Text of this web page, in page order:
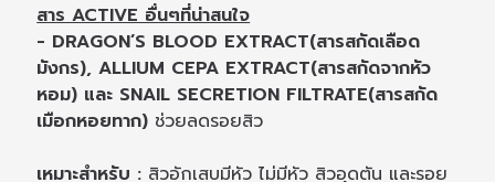
สาร ACTIVE อื่นๆที่น่าสนใจ
- DRAGON’S BLOOD EXTRACT(สารสกัดเลือด
มังกร), ALLIUM CEPA EXTRACT(สารสกัดจากหัว
หอม) และ SNAIL SECRETION FILTRATE(สารสกัด
เมือกหอยทาก) ช่วยลดรอยสิว
เหมาะสำหรับ : สิวอักเสบมีหัว ไม่มีหัว สิวอุดตัน และรอย